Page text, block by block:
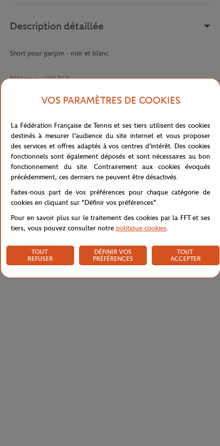
Description détaillée
Short pour garçon - noir et blanc
Référence :H34763
Caractéristiques
Livraison et retours
VOS PARAMÈTRES DE COOKIES
La Fédération Française de Tennis et ses tiers utilisent des cookies
destinés à mesurer l'audience du site internet et vous proposer
des services et offres adaptés à vos centres d'intérêt. Des cookies
fonctionnels sont également déposés et sont nécessaires au bon
fonctionnement du site. Contrairement aux cookies évoqués
précédemment, ces derniers ne peuvent être désactivés.
Faites-nous part de vos préférences pour chaque catégorie de
cookies en cliquant sur "Définir vos préférences".
Pour en savoir plus sur le traitement des cookies par la FFT et ses
tiers, vous pouvez consulter notre politique cookies.
TOUT
REFUSER
DÉFINIR VOS
PRÉFÉRENCES
TOUT
ACCEPTER